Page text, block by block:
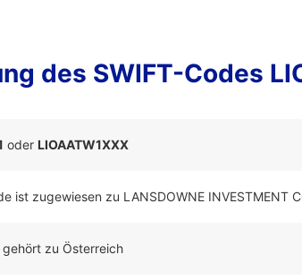
des SWIFT-Codes
oder LIOAATW1XXX
ist zugewiesen zu LANSDOWNE INVESTMENT
gehört zu Österreich